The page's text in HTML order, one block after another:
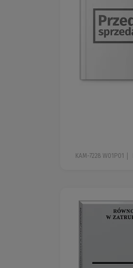
KAM-7228 W01P01